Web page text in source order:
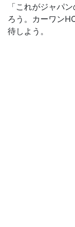
「これがジャパ
ろう。カーワン
待しよう。